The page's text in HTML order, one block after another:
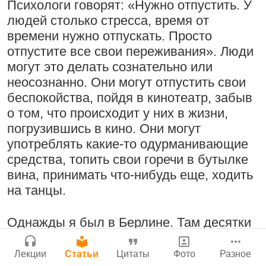
Бог, наука и атеизм, часть 2: Хвала
слушателям!
9:25 |17 июля 2024
Атланта, Джорджия, США
Поклоняться Бхактивиноду Тхакуру,
исполняя его бхаджаны
1:14:02 |12 сентября
2008|Бойсе, Айдахо, США
Радхарани — глава департамента
служений
1:05:35 7 сентября 2008|
Психологи говорят: «Нужно отпустить. У
людей столько стресса, время от
времени нужно отпускать. Просто
отпустите все свои переживания». Люди
могут это делать сознательно или
неосознанно. Они могут отпустить свои
беспокойства, пойдя в кинотеатр, забыв
о том, что происходит у них в жизни,
погрузившись в кино. Они могут
употреблять какие-то одурманивающие
средства, топить свои горечи в бутылке
вина, принимать что-нибудь еще, ходить
на танцы.
Однажды я был в Берлине. Там десятки
тысяч людей принимали какие-то
наркотики и танцевали три дня без
Чайтанье
29 июля 2026
Нектар имени Кришны
24 июля 2026
22 июля 2026
Джанмаштами в Тбилиси 2025
Сайт
Войти|Регистрация|История версий
Инструкция
Лекции Статьи Цитаты Фото Разное